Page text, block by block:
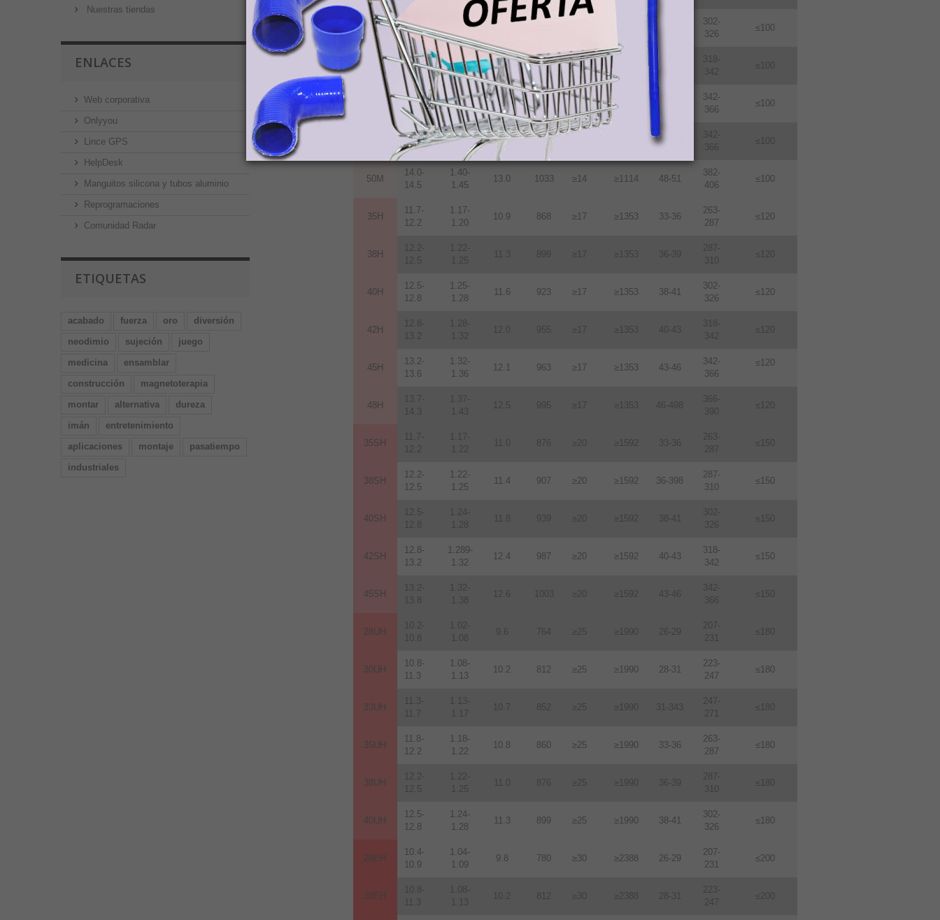
Nuestras tiendas
ENLACES
Web corporativa
Onlyyou
Lince GPS
HelpDesk
Manguitos silicona y tubos aluminio
Reprogramaciones
Comunidad Radar
ETIQUETAS
acabado fuerza oro
diversión
neodimio
sujeción
juego
medicina
ensamblar
construcción
magnetoterapia
montar
alternativa
dureza
imán
entretenimiento
aplicaciones
montaje
pasatiempo
industriales
40M
12.5-
12.8
1.25-
1.28
11.6
302-
326
≤100
42M
12.8-
13.2
1.28-
1.32
12.0 955 ≥14 40-43
318-
342
≤100
13.2-
13.8
1.32-
1.38
12.5 955 ≥14 ≥1114 43-46
342-
366
≤100
13.6-
14.3
1.36-
12.9 1027 46-49
342-
366
≤100
50M
14.0-
14.5
1.40-
1.45
13.0 1033 ≥14 ≥1114 48-51
382-
406
≤100
35H
11.7-
12.2
1.17-
1.20
10.9 868 ≥17 ≥1353 33-36
263-
287
≤120
38H
12.2-
12.5
1.22-
1.25
11.3 899 ≥17 ≥1353 36-39
287-
310
≤120
40H
12.5-
12.8
1.25-
1.28
11.6 923 ≥17 ≥1353 38-41
302-
326
≤120
42H
12.8-
13.2
1.28-
1.32
12 0 955 ≥17 ≥1353 40-43
318-
342
≤120
45H
13.2-
13.6
1.32-
1.36
12.1 963 ≥17 ≥1353 43-46
342-
366
≤120
48H
13.7-
14.3
1.37-
1.43
12.5 995 ≥17 ≥1353 46-498
366-
390
≤120
35SH
11.7-
12.2
1.17-
1.22
11.0 876 ≥20 ≥1592 33-36
263-
287
≤150
38SH
12.2-
12.5
1.22-
1.25
11.4 907 ≥20 ≥1592 36-398
287-
310
≤150
40SH
12.5-
12.8
1.24-
1.28
11.8 939 ≥20 ≥1592 38-41
302-
326
≤150
42SH
12.8-
13.2
1.289-
1.32
12.4 987 ≥20 ≥1592 40-43
318-
342
≤150
45SH
13.2-
13.8
1.32-
1.38
12.6 1003 ≥20 ≥1592 43-46
342-
366
≤150
28UH
10.2-
10.8
1.02-
1.08
9.6 764 ≥25 ≥1990 26-29
207-
231
≤180
30UH
10.8-
11.3
1.08-
1.13
10.2 812 ≥25 ≥1990 28-31
223-
247
≤180
33UH
11.3-
11.7
1.13-
1.17
10.7 852 ≥25 ≥1990 31-343
247-
271
≤180
35UH
11.8-
12.2
1.18-
1.22
10.8 860 ≥25 ≥1990 33-36
263-
287
≤180
38UH
12.2-
12.5
1.22-
1.25
11.0 876 ≥25 ≥1990 36-39
287-
310
≤180
40UH
12.5-
12.8
1.24-
1.28
11.3 899 ≥25 ≥1990 38-41
302-
326
≤180
28EH
10.4-
10.9
1.04-
1.09
9.8 780 ≥30 ≥2388 26-29
207-
231
≤200
30EH
10.8-
11.3
1.08-
1.13
10.2 812 ≥30 ≥2388 28-31
223-
247
≤200